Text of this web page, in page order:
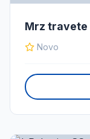
Mrz travete
Novo